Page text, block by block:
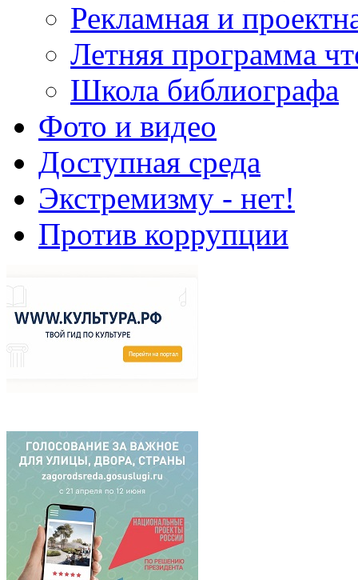
Рекламная и
Летняя программа
Школа библиографа
Фото и видео
Доступная среда
Экстремизму - нет!
Против коррупции